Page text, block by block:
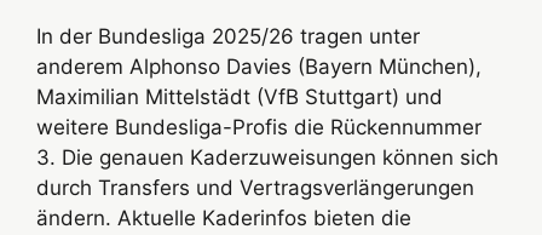
In der Bundesliga 2025/26 tragen unter
anderem Alphonso Davies (Bayern München),
Maximilian Mittelstädt (VfB Stuttgart) und
weitere Bundesliga-Profis die Rückennummer
3. Die genauen Kaderzuweisungen können sich
durch Transfers und Vertragsverlängerungen
ändern. Aktuelle Kaderinfos bieten die